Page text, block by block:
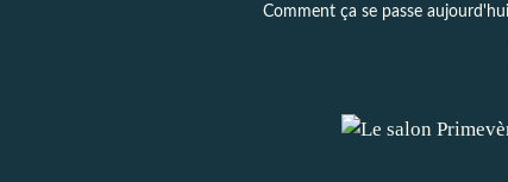
Comment ça se passe aujourd'hui